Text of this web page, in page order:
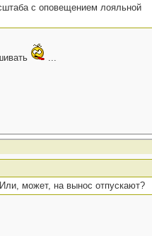
с оповещением лояльной
...
может, на вынос отпускают?